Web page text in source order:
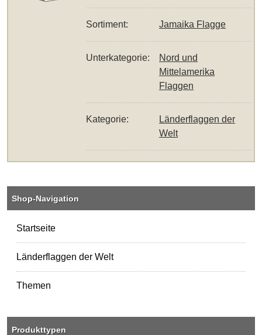
Sortiment: Jamaika Flagge
Unterkategorie:
Nord und
Mittelamerika
Flaggen
Kategorie:
Länderflaggen der
Welt
Shop-Navigation
Startseite
Länderflaggen der Welt
Themen
Produkttypen